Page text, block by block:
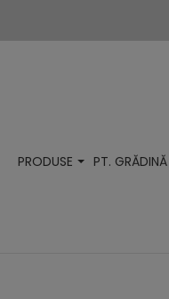
PRODUSE PT. GRĂDINĂ